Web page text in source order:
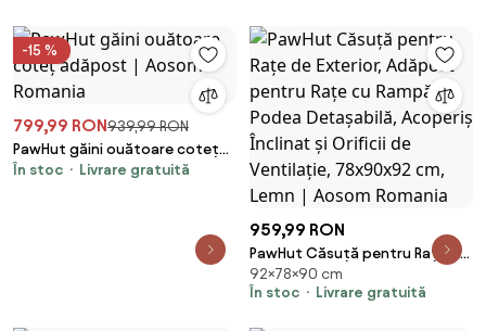
-15 %
799,99 RON939,99 RON
PawHut găini ouătoare coteț
adăpost | Aosom Romania
În stoc Livrare gratuită
959,99 RON
PawHut Căsuță pentru Rațe de
Exterior, Adăpost pentru Rațe
cu Rampă, Podea Detașabilă,
92×78×90 cm
În stoc
Livrare gratuită